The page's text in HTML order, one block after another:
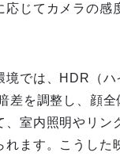
じてカメラの感
では、HDR（
を調整し、顔
室内照明やリン
ます。こうした